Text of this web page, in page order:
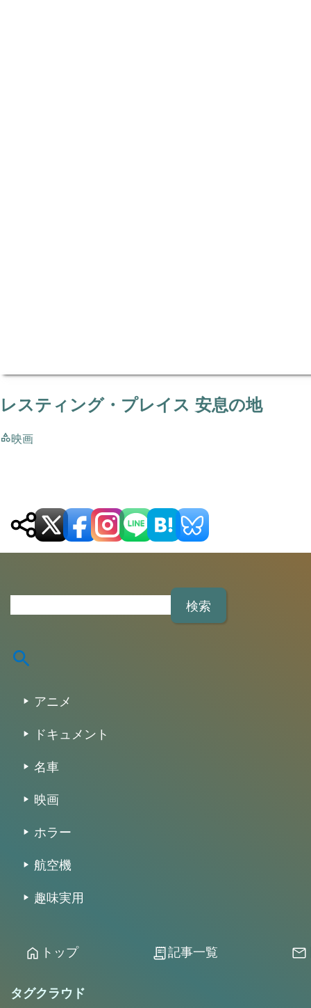
レスティング・プレイス 安息の地
映画
アニメ
ドキュメント
名車
映画
ホラー
航空機
趣味実用
home トップ receipt_long記事一覧 mail
タグクラウド